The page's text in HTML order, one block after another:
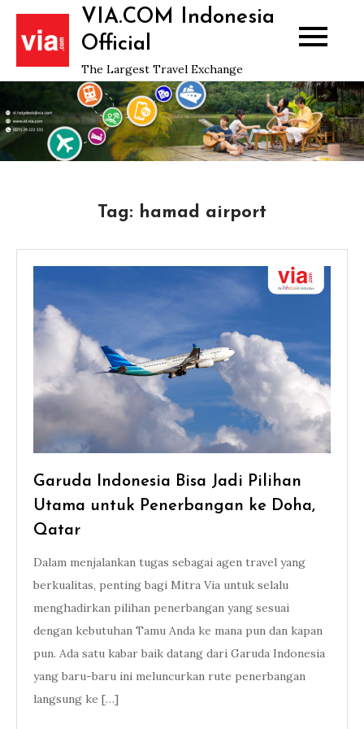
Skip
content
VIA.COM Indonesia
Official
The Largest Travel Exchange
Tag: hamad airport
Garuda Indonesia Bisa Jadi Pilihan
Utama untuk Penerbangan ke Doha,
Qatar
Dalam menjalankan tugas sebagai agen travel yang
berkualitas, penting bagi Mitra Via untuk selalu
menghadirkan pilihan penerbangan yang sesuai
dengan kebutuhan Tamu Anda ke mana pun dan kapan
pun. Ada satu kabar baik datang dari Garuda Indonesia
yang baru-baru ini meluncurkan rute penerbangan
langsung ke […]